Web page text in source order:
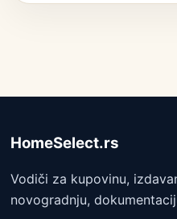
HomeSelect.rs
Vodiči za kupovinu,
novogradnju,